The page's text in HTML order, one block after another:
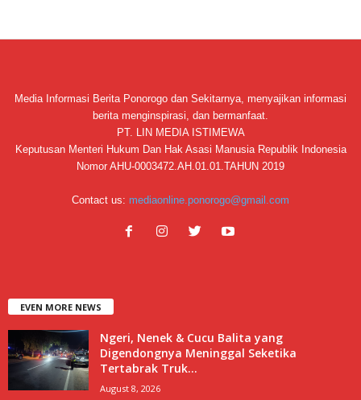
Media Informasi Berita Ponorogo dan Sekitarnya, menyajikan informasi
berita menginspirasi, dan bermanfaat.
PT. LIN MEDIA ISTIMEWA
Keputusan Menteri Hukum Dan Hak Asasi Manusia Republik Indonesia
Nomor AHU-0003472.AH.01.01.TAHUN 2019
Contact us: mediaonline.ponorogo@gmail.com
EVEN MORE NEWS
Ngeri, Nenek & Cucu Balita yang
Digendongnya Meninggal Seketika
Tertabrak Truk...
August 8, 2026